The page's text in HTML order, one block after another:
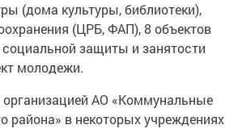
(дома культуры, библиотеки),
(ЦРБ, ФАП), 8 объектов
социальной защиты и занятости
молодежи.
АО «Коммунальные
района» в некоторых учреждениях